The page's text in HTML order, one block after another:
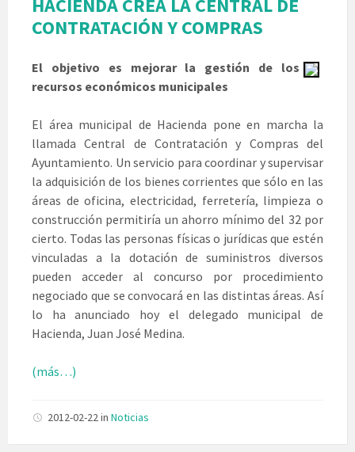
HACIENDA CREA LA CENTRAL DE
CONTRATACIÓN Y COMPRAS
El objetivo es mejorar la gestión de los
recursos económicos municipales
El área municipal de Hacienda pone en marcha la
llamada Central de Contratación y Compras del
Ayuntamiento. Un servicio para coordinar y supervisar
la adquisición de los bienes corrientes que sólo en las
áreas de oficina, electricidad, ferretería, limpieza o
construcción permitiría un ahorro mínimo del 32 por
cierto. Todas las personas físicas o jurídicas que estén
vinculadas a la dotación de suministros diversos
pueden acceder al concurso por procedimiento
negociado que se convocará en las distintas áreas. Así
lo ha anunciado hoy el delegado municipal de
Hacienda, Juan José Medina.
(más…)
2012-02-22in Noticias